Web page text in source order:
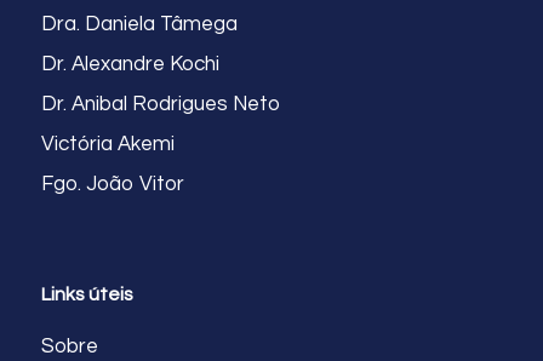
Dra. Daniela Tâmega
Dr. Alexandre Kochi
Dr. Anibal Rodrigues Neto
Victória Akemi
Fgo. João Vitor
Links úteis
Sobre